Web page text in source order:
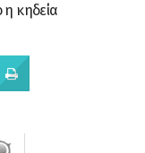
η κηδεία